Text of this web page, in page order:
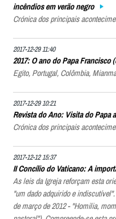
incêndios em verão negro
Crónica dos principais
2017-12-29 11:40
2017: O ano do Papa Francisco
Egito, Portugal, Colômbia,
2017-12-29 10:21
Revista do Ano: Visita do Papa
Crónica dos principais
2017-12-12 15:37
II Concílio do Vaticano: A
As leis da Igreja reforçam esta
"um dado adquirido e
de março de 2012 - "Homilia,